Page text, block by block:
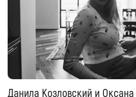
Данила Козловский и